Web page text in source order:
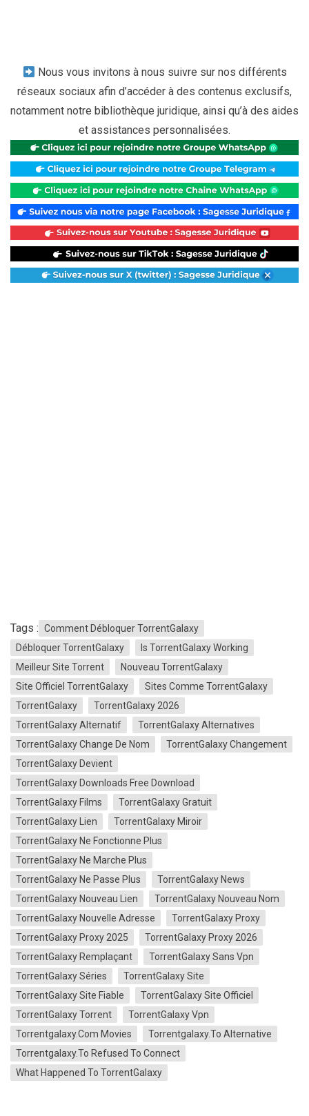
Nous vous invitons à nous suivre sur nos différents
réseaux sociaux afin d’accéder à des contenus exclusifs,
notamment notre bibliothèque juridique, ainsi qu’à des aides
et assistances personnalisées.
Tags : Comment Débloquer TorrentGalaxy
Débloquer TorrentGalaxy
Is TorrentGalaxy Working
Meilleur Site Torrent
Nouveau TorrentGalaxy
Site Officiel TorrentGalaxy
Sites Comme TorrentGalaxy
TorrentGalaxy
TorrentGalaxy 2026
TorrentGalaxy Alternatif
TorrentGalaxy Alternatives
TorrentGalaxy Change De Nom
TorrentGalaxy Changement
TorrentGalaxy Devient
TorrentGalaxy Downloads Free Download
TorrentGalaxy Films
TorrentGalaxy Gratuit
TorrentGalaxy Lien
TorrentGalaxy Miroir
TorrentGalaxy Ne Fonctionne Plus
TorrentGalaxy Ne Marche Plus
TorrentGalaxy Ne Passe Plus
TorrentGalaxy News
TorrentGalaxy Nouveau Lien
TorrentGalaxy Nouveau Nom
TorrentGalaxy Nouvelle Adresse
TorrentGalaxy Proxy
TorrentGalaxy Proxy 2025
TorrentGalaxy Proxy 2026
TorrentGalaxy Remplaçant
TorrentGalaxy Sans Vpn
TorrentGalaxy Séries
TorrentGalaxy Site
TorrentGalaxy Site Fiable
TorrentGalaxy Site Officiel
TorrentGalaxy Torrent
TorrentGalaxy Vpn
Torrentgalaxy.com Movies
Torrentgalaxy.to Alternative
Torrentgalaxy.to Refused To Connect
What Happened To TorrentGalaxy